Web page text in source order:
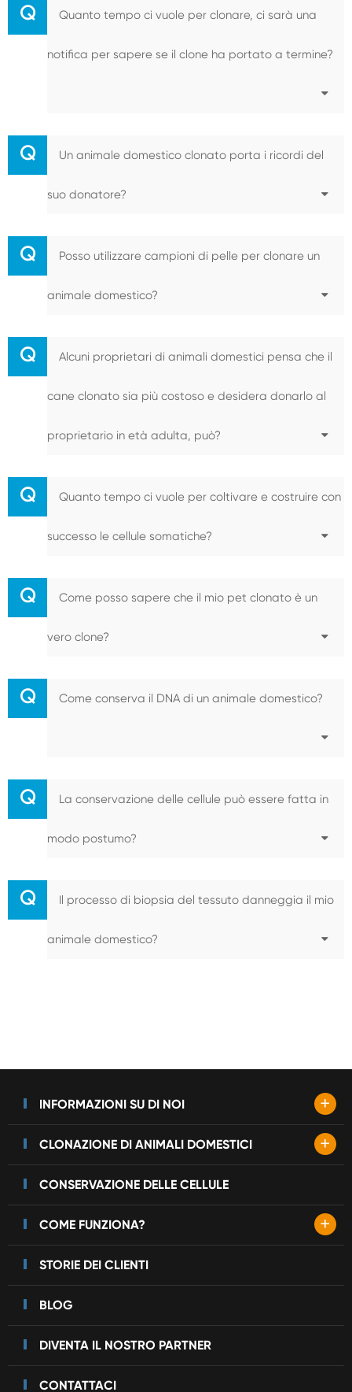
Q Quanto tempo ci vuole per clonare, ci sarà una
notifica per sapere se il clone ha portato a termine?
Q Un animale domestico clonato porta i ricordi del
suo donatore?
Q Posso utilizzare campioni di pelle per clonare un
animale domestico?
Q Alcuni proprietari di animali domestici pensa che il
cane clonato sia più costoso e desidera donarlo al
proprietario in età adulta, può?
Q Quanto tempo ci vuole per coltivare e costruire con
successo le cellule somatiche?
Q Come posso sapere che il mio pet clonato è un
vero clone?
Q Come conserva il DNA di un animale domestico?
Q La conservazione delle cellule può essere fatta in
modo postumo?
Q Il processo di biopsia del tessuto danneggia il mio
animale domestico?
INFORMAZIONI SU DI NOI +
CLONAZIONE DI ANIMALI DOMESTICI +
CONSERVAZIONE DELLE CELLULE
COME FUNZIONA? +
STORIE DEI CLIENTI
BLOG
DIVENTA IL NOSTRO PARTNER
CONTATTACI